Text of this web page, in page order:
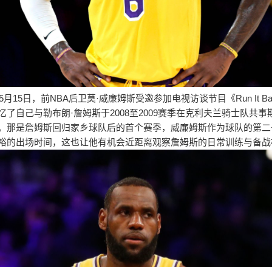
月15日，前NBA后卫莫·威廉姆斯受邀参加电视访谈节目《Run It
了自己与勒布朗·詹姆斯于2008至2009赛季在克利夫兰骑士队共事
那是詹姆斯回归家乡球队后的首个赛季，威廉姆斯作为球队的第
的出场时间，这也让他有机会近距离观察詹姆斯的日常训练与备